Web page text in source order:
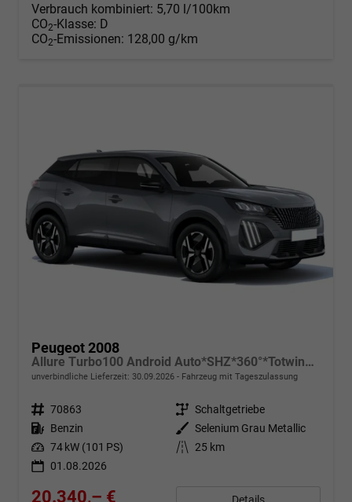
Verbrauch kombiniert: 5,70 l/100km
CO2-Klasse: D
CO2-Emissionen: 128,00 g/km
Peugeot 2008
Allure Turbo100 Android Auto*SHZ*360°*Totwinkel*Klimaauto
unverbindliche Lieferzeit: 30.09.2026 Fahrzeug mit Tageszulassung
Fahrzeugnr. 70863 Getriebe Schaltgetriebe
Kraftstoff Benzin Außenfarbe Selenium Grau Metallic
Leistung 74 kW (101 PS) Kilometerstand 25 km
01.08.2026
20.340,– €